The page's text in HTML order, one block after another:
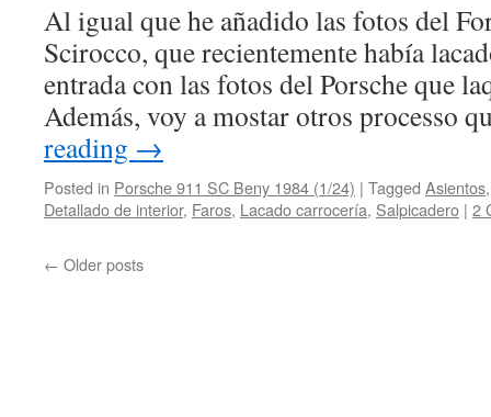
Al igual que he añadido las fotos del
Scirocco, que recientemente había
entrada con las fotos del Porsche que
Además, voy a mostar otros processo
reading →
Posted in Porsche 911 SC Beny 1984 (1/24) | Tagged Asientos
Detallado de interior, Faros, Lacado carrocería, Salpicadero | 2
← Older posts